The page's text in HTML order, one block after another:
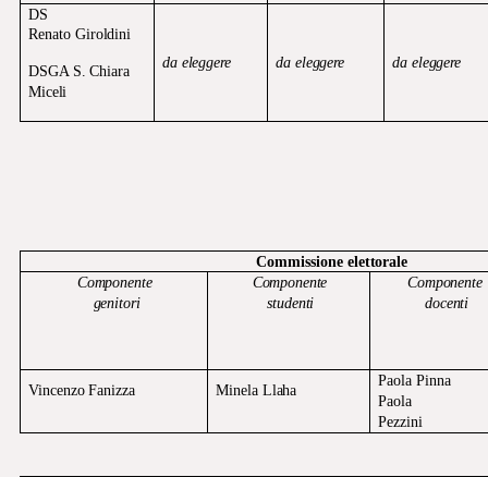
DS
RenatoGiroldini
DSGA S. Chiara
Miceli
daeleggere da eleggere da eleggere
Commissioneelettorale
Componente
genitori
Componente
studenti
Componente
docenti
Vincenzo Fanizza Minela Llaha
Paola Pinna
Paola
Pezzini